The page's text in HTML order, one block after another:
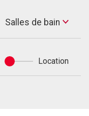
Salles
de
Salles de bain
Achat
ou
Location